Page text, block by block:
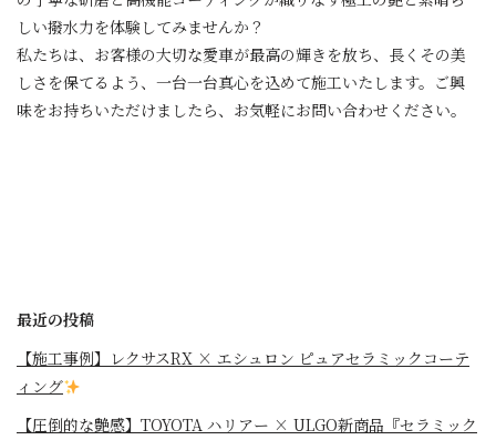
しい撥水力を体験してみませんか？
私たちは、お客様の大切な愛車が最高の輝きを放ち、長くその美
しさを保てるよう、一台一台真心を込めて施工いたします。ご興
味をお持ちいただけましたら、お気軽にお問い合わせください。
最近の投稿
【施工事例】レクサスRX × エシュロン ピュアセラミックコーテ
ィング
【圧倒的な艶感】TOYOTA ハリアー × ULGO新商品『セラミック